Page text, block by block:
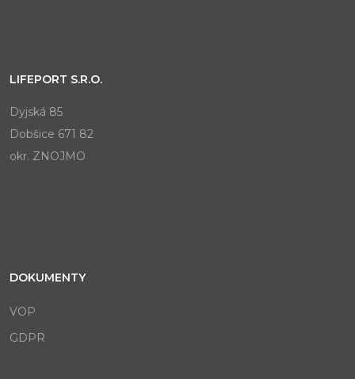
LIFEPORT S.R.O.
Dyjská 85
Dobšice 671 82
okr. ZNOJMO
DOKUMENTY
VOP
GDPR